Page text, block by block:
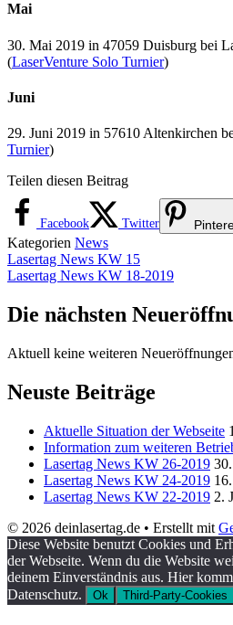
Mai
30. Mai 2019 in 47059 Duisburg bei
(LaserVenture Solo Turnier)
Juni
29. Juni 2019 in 57610 Altenkirchen
Turnier)
Teilen diesen Beitrag
Facebook Twitter
Kategorien News
Lasertag News KW 15
Lasertag News KW 18-2019
Die nächsten
Aktuell keine weiteren
Neuste Beiträge
Aktuelle Situation der Webseite
Information zum weiteren
Lasertag News KW 26-2019
Lasertag News KW 24-2019
Lasertag News KW 22-2019 2.
© 2026 deinlasertag.de • Erstellt mit
Diese Website benutzt Cookies und
der Webseite. Wenn du die Website
deinem Einverständnis aus. Hier
Datenschutz.
Ok Third-Party-Cookies